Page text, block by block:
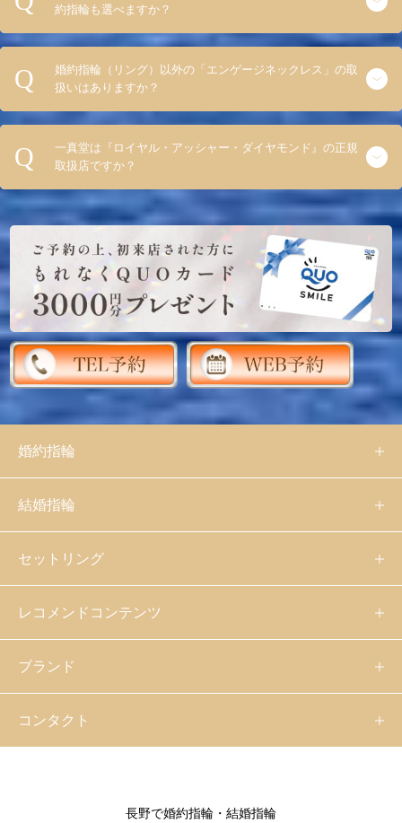
約指輪も選べますか？
婚約指輪（リング）以外の「エンゲージネックレス」の取
扱いはありますか？
一真堂は『ロイヤル・アッシャー・ダイヤモンド』の正規
取扱店ですか？
婚約指輪
結婚指輪
セットリング
レコメンドコンテンツ
ブランド
コンタクト
長野で婚約指輪・結婚指輪